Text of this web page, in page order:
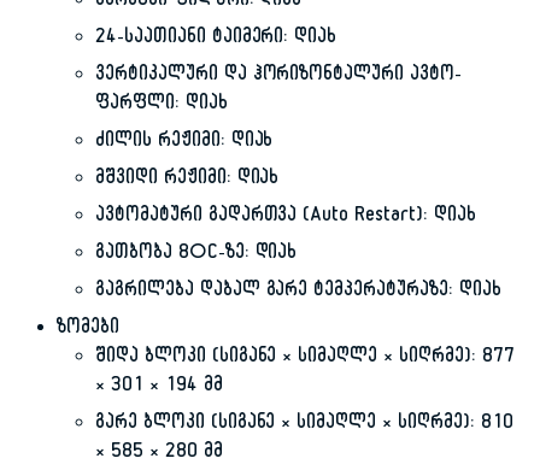
24-საათიანი ტაიმერი: დიახ
ვერტიკალური და ჰორიზონტალური ავტო-
ფარფლი: დიახ
ძილის რეჟიმი: დიახ
მშვიდი რეჟიმი: დიახ
ავტომატური გადართვა (Auto Restart): დიახ
გათბობა 8°C-ზე: დიახ
გაგრილება დაბალ გარე ტემპერატურაზე: დიახ
ზომები
შიდა ბლოკი (სიგანე × სიმაღლე × სიღრმე): 877
× 301 × 194 მმ
გარე ბლოკი (სიგანე × სიმაღლე × სიღრმე): 810
× 585 × 280 მმ